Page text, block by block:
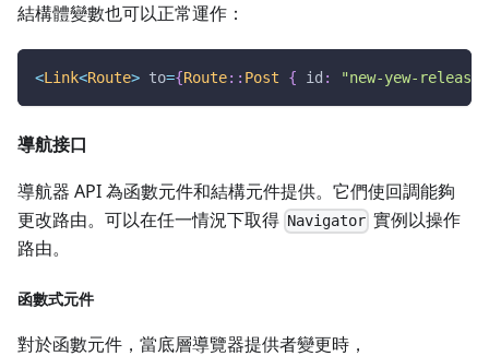
結構體變數也可以正常運作：
<Link<Route> to={Route:: Post { id : "new-yew-release"
導航接口
導航器 API 為函數元件和結構元件提供。它們使回調能夠
更改路由。可以在任一情況下取得 Navigator 實例以操作
路由。
函數式元件
對於函數元件，當底層導覽器提供者變更時，